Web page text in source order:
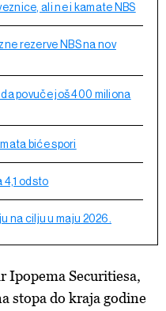
ali ne i kamate NBS
rezerve NBS na nov
povuče još 400 miliona
biće spori
odsto
na cilju u maju 2026.
Ipopema Securitiesa,
stopa do kraja godine